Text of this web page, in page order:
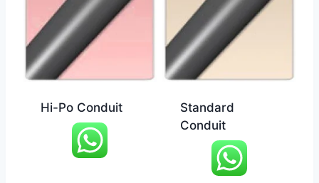
Hi-Po Conduit
Standard
Conduit